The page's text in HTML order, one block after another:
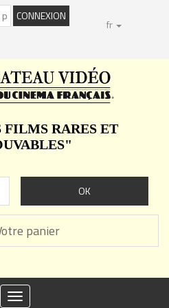
fr
FILMS RARES ET
panier
Toggle